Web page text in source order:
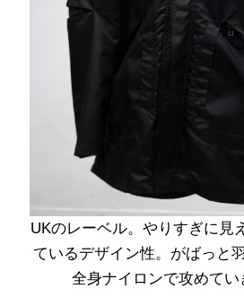
UKのレーベル。やりすぎに見
ているデザイン性。がばっと
全身ナイロンで攻めてい